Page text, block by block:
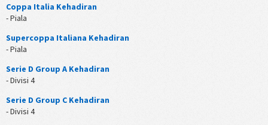
Coppa Italia Kehadiran
- Piala
Supercoppa Italiana Kehadiran
- Piala
Serie D Group A Kehadiran
- Divisi 4
Serie D Group C Kehadiran
- Divisi 4